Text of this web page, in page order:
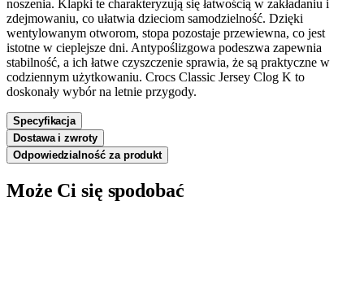
noszenia. Klapki te charakteryzują się łatwością w zakładaniu i
zdejmowaniu, co ułatwia dzieciom samodzielność. Dzięki
wentylowanym otworom, stopa pozostaje przewiewna, co jest
istotne w cieplejsze dni. Antypoślizgowa podeszwa zapewnia
stabilność, a ich łatwe czyszczenie sprawia, że są praktyczne w
codziennym użytkowaniu. Crocs Classic Jersey Clog K to
doskonały wybór na letnie przygody.
Specyfikacja
Dostawa i zwroty
Odpowiedzialność za produkt
Może Ci się spodobać